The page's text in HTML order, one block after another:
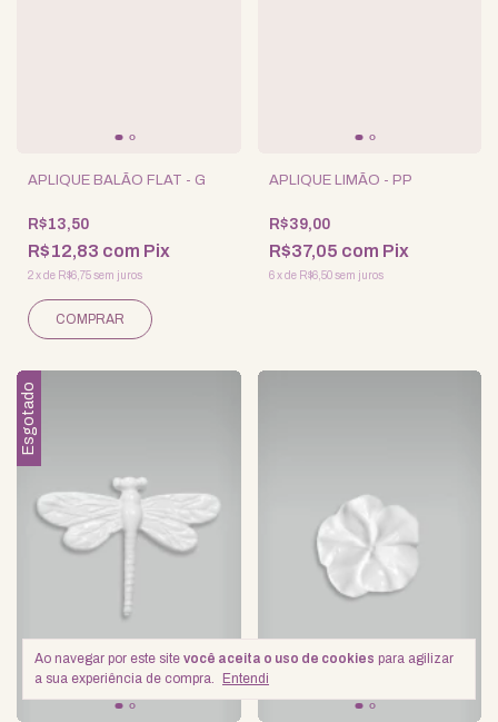
Ao navegar por este site você aceita o uso de cookies para agilizar
a sua experiência de compra.
Entendi
APLIQUE BALÃO FLAT - G
R$13,50
R$12,83 com Pix
2xde R$6,75sem juros
APLIQUE LIMÃO - PP
R$39,00
R$37,05 com Pix
6 xde R$6,50 sem juros
Esgotado